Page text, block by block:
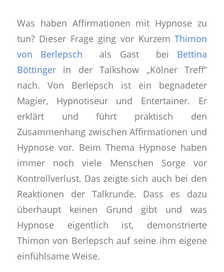
Was haben Affirmationen mit Hypnose zu
tun? Dieser Frage ging vor KurzemThimon
von Berlepsch
als Gast bei Bettina
Böttingerin der Talkshow „Kölner Treff“
nach. Von Berlepsch ist ein begnadeter
Magier, Hypnotiseur und Entertainer. Er
erklärt und führt praktisch den
Zusammenhang zwischen Affirmationen und
Hypnose vor. Beim Thema Hypnose haben
immer noch viele Menschen Sorge vor
Kontrollverlust. Das zeigte sich auch bei den
Reaktionen der Talkrunde. Dass es dazu
überhaupt keinen Grund gibt und was
Hypnose eigentlich ist, demonstrierte
Thimon von Berlepsch auf seine ihm eigene
einfühlsame Weise.